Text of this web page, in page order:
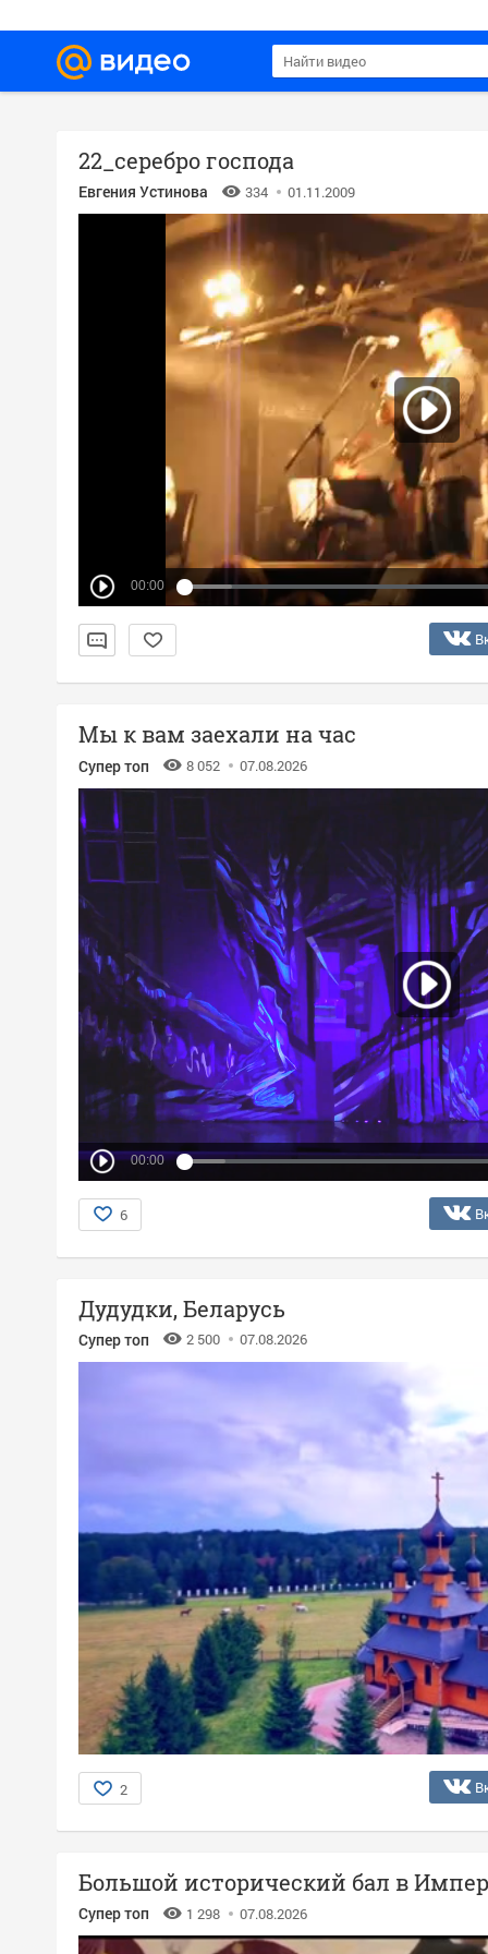
22_серебро господа
Евгения Устинова 334 01.11.2009
00:00
Мы к вам заехали на час
Супер топ 8 052 07.08.2026
00:00
6
Дудудки, Беларусь
Супер топ 2 500 07.08.2026
2
Большой исторический бал в
Супер топ 1 298 07.08.2026